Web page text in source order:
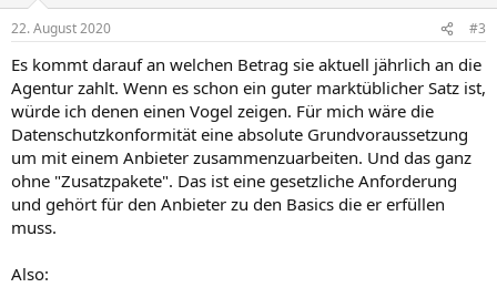
22. August 2020 #3
Es kommt darauf an welchen Betrag sie aktuell jährlich an die
Agentur zahlt. Wenn es schon ein guter marktüblicher Satz ist,
würde ich denen einen Vogel zeigen. Für mich wäre die
Datenschutzkonformität eine absolute Grundvoraussetzung
um mit einem Anbieter zusammenzuarbeiten. Und das ganz
ohne "Zusatzpakete". Das ist eine gesetzliche Anforderung
und gehört für den Anbieter zu den Basics die er erfüllen
muss.
Also: